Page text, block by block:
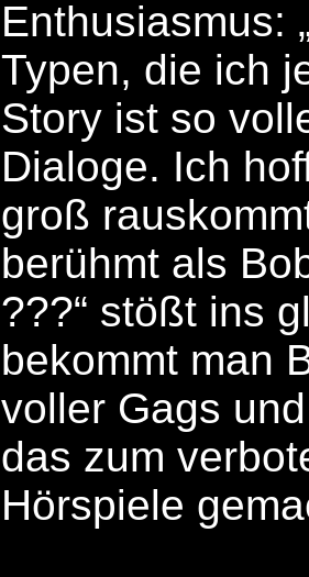
Enthusiasmus:
Typen, die ich
Story ist so
Dialoge. Ich
groß
berühmt als
???“ stößt ins
bekommt man
voller Gags
das zum
Hörspiele